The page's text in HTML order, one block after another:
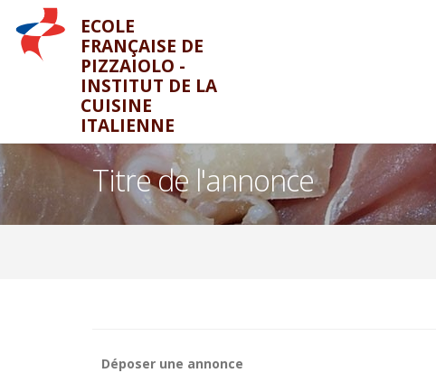
ECOLE
FRANÇAISE DE
PIZZAIOLO -
INSTITUT DE LA
CUISINE
ITALIENNE
Titre de l'annonce
Déposer une annonce